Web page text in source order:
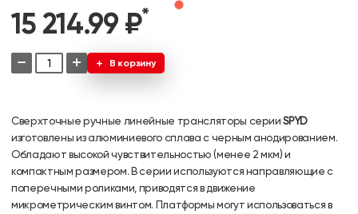
15 214.99 ₽*
− + В корзину
Сверхточные ручные линейные трансляторы серииSPYD
изготовлены из алюминиевого сплава с черным анодированием.
Обладают высокой чувствительностью (менее 2 мкм) и
компактным размером. В серии используются направляющие с
поперечными роликами, приводятся в движение
микрометрическим винтом. Платформы могут использоваться в